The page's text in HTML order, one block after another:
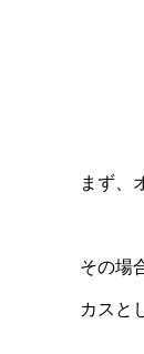
まず、
その場
カスと